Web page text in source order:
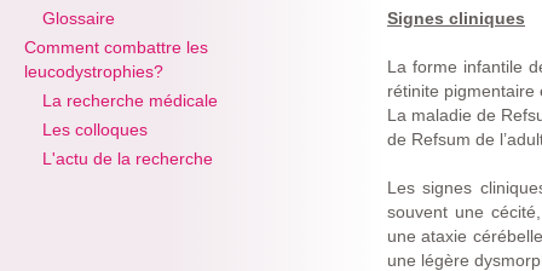
Glossaire
Comment combattre les
leucodystrophies?
La recherche médicale
Les colloques
L'actu de la recherche
Signes cliniques
La forme infantile
rétinite
La maladie de
de Refsum de
Les signes
souvent une
une ataxie
une légère